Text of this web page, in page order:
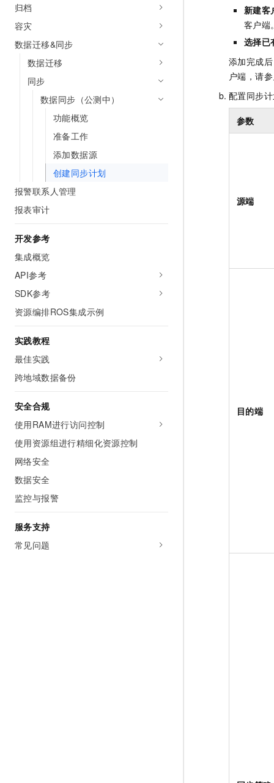
归档
容灾
数据迁移&同步
数据迁移
同步
数据同步（公测中）
功能概览
准备工作
添加数据源
创建同步计划
报警联系人管理
报表审计
开发参考
集成概览
API参考
SDK参考
资源编排ROS集成示例
实践教程
最佳实践
跨地域数据备份
安全合规
使用RAM进行访问控制
使用资源组进行精细化资源控制
网络安全
数据安全
监控与报警
服务支持
常见问题
新建客
客户端
选择已
添加完成
户端，请
配置同步
参数
源端
目的端